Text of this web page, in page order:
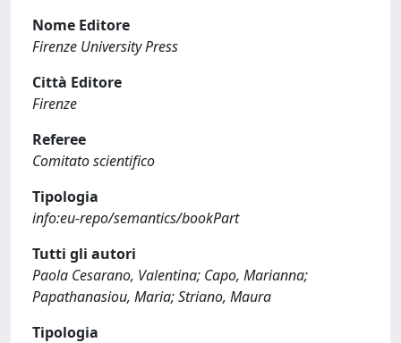
Nome Editore
Firenze University Press
Città Editore
Firenze
Referee
Comitato scientifico
Tipologia
info:eu-repo/semantics/bookPart
Tutti gli autori
Paola Cesarano, Valentina; Capo, Marianna;
Papathanasiou, Maria; Striano, Maura
Tipologia